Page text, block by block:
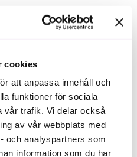
cookies
att anpassa innehåll och
funktioner för sociala
vår trafik. Vi delar också
av vår webbplats med
och analyspartners som
information som du har
affärsperspektiv
med AI och
våra rådgivare